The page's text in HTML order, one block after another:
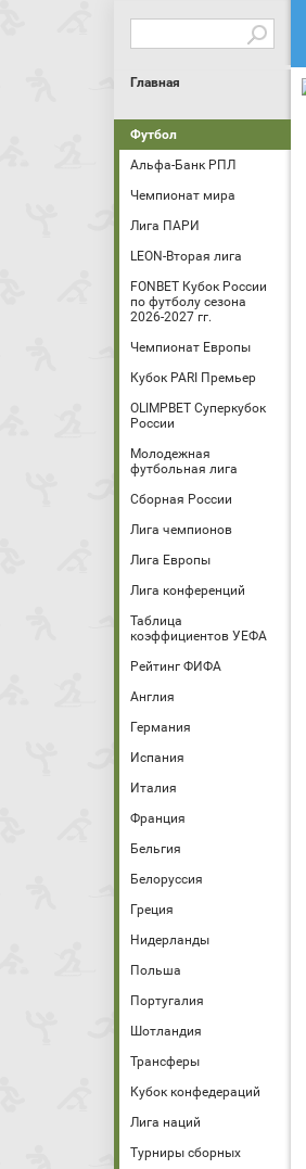
Главная
Футбол
Альфа-Банк РПЛ
Чемпионат мира
Лига ПАРИ
LEON-Вторая лига
FONBET Кубок России
по футболу сезона
2026-2027 гг.
Чемпионат Европы
Кубок PARI Премьер
OLIMPBET Суперкубок
России
Молодежная
футбольная лига
Сборная России
Лига чемпионов
Лига Европы
Лига конференций
Таблица
коэффициентов УЕФА
Рейтинг ФИФА
Англия
Германия
Испания
Италия
Франция
Бельгия
Белоруссия
Греция
Нидерланды
Польша
Португалия
Шотландия
Трансферы
Кубок конфедераций
Лига наций
Турниры сборных